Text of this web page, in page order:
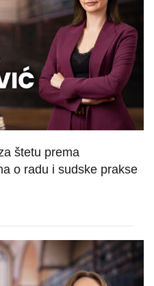
štetu prema
o radu i sudske prakse